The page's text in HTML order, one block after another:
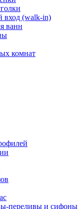
вход (walk-in)
ванн
комнат
переливы и сифоны